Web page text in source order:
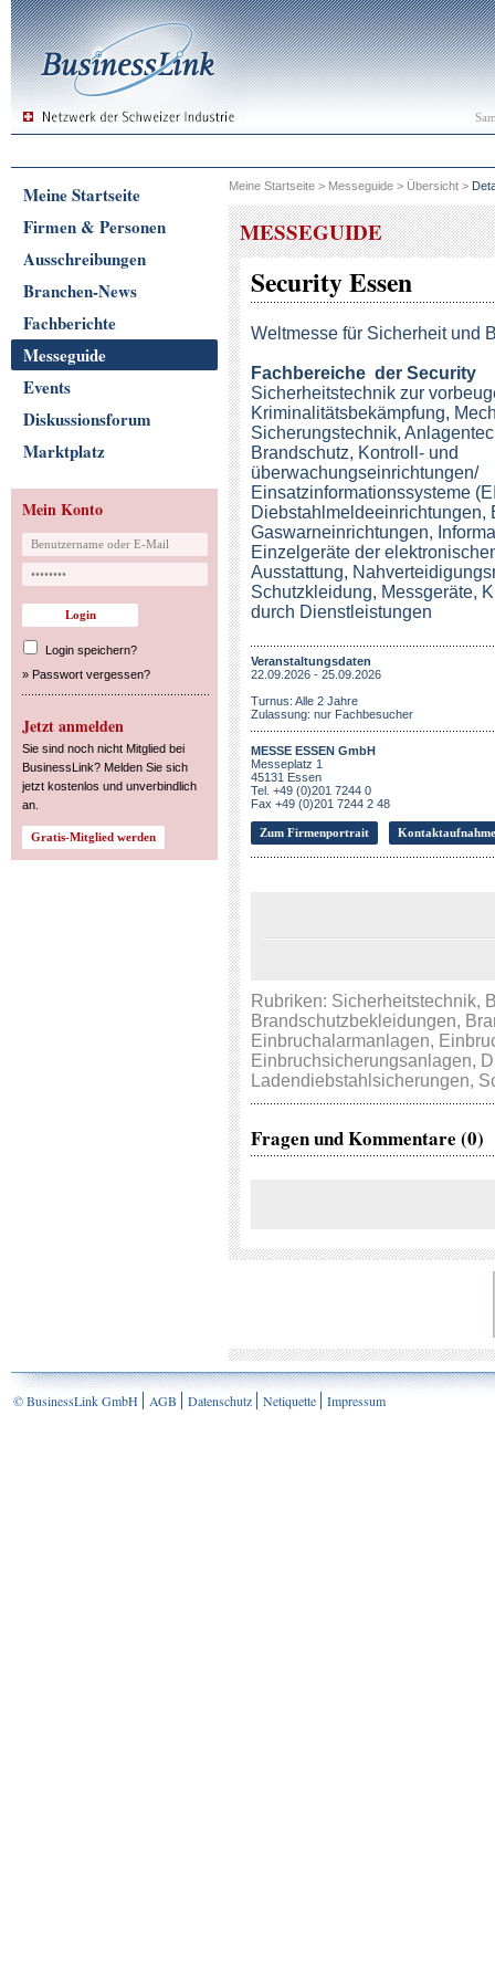
Meine Startseite
Firmen & Personen
Ausschreibungen
Branchen-News
Fachberichte
Messeguide
Events
Diskussionsforum
Marktplatz
Mein Konto
Login speichern?
» Passwort vergessen?
Jetzt anmelden
Sie sind noch nicht Mitglied bei
BusinessLink? Melden Sie sich
jetzt kostenlos und unverbindlich
an.
Meine Startseite > Messeguide > Übersicht >
MESSEGUIDE
Security Essen
Weltmesse für Sicherheit und
Fachbereiche der Security
Sicherheitstechnik zur
Kriminalitätsbekämpfung,
Sicherungstechnik,
Brandschutz, Kontroll- und
überwachungseinrichtungen/
Einsatzinformationssysteme
Diebstahlmeldeeinrichtungen,
Gaswarneinrichtungen,
Einzelgeräte der
Ausstattung,
Schutzkleidung, Messgeräte,
durch Dienstleistungen
Veranstaltungsdaten
22.09.2026 - 25.09.2026
Turnus: Alle 2 Jahre
Zulassung: nur Fachbesucher
MESSE ESSEN GmbH
Messeplatz 1
45131 Essen
Tel. +49 (0)201 7244 0
Fax +49 (0)201 7244 2 48
Zum Firmenportrait Kontaktaufnahme
Rubriken: Sicherheitstechnik,
Brandschutzbekleidungen,
Einbruchalarmanlagen,
Einbruchsicherungsanlagen,
Ladendiebstahlsicherungen,
Fragen und Kommentare (0)
© BusinessLink GmbH AGB Datenschutz Netiquette Impressum